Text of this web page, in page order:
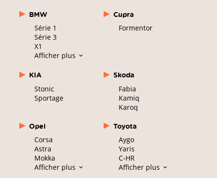
BMW
Série 1
Série 3
X1
Afficher plus
Cupra
Formentor
KIA
Stonic
Sportage
Skoda
Fabia
Kamiq
Karoq
Opel
Corsa
Astra
Mokka
Afficher plus
Toyota
Aygo
Yaris
C-HR
Afficher plus